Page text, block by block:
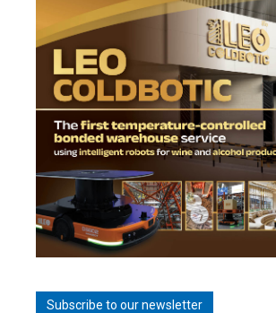
Subscribe to our newsletter